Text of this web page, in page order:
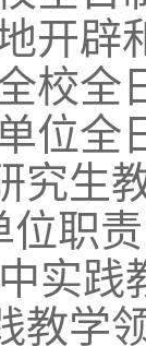
开辟
校全
位全
究生
位职责
实践
教学